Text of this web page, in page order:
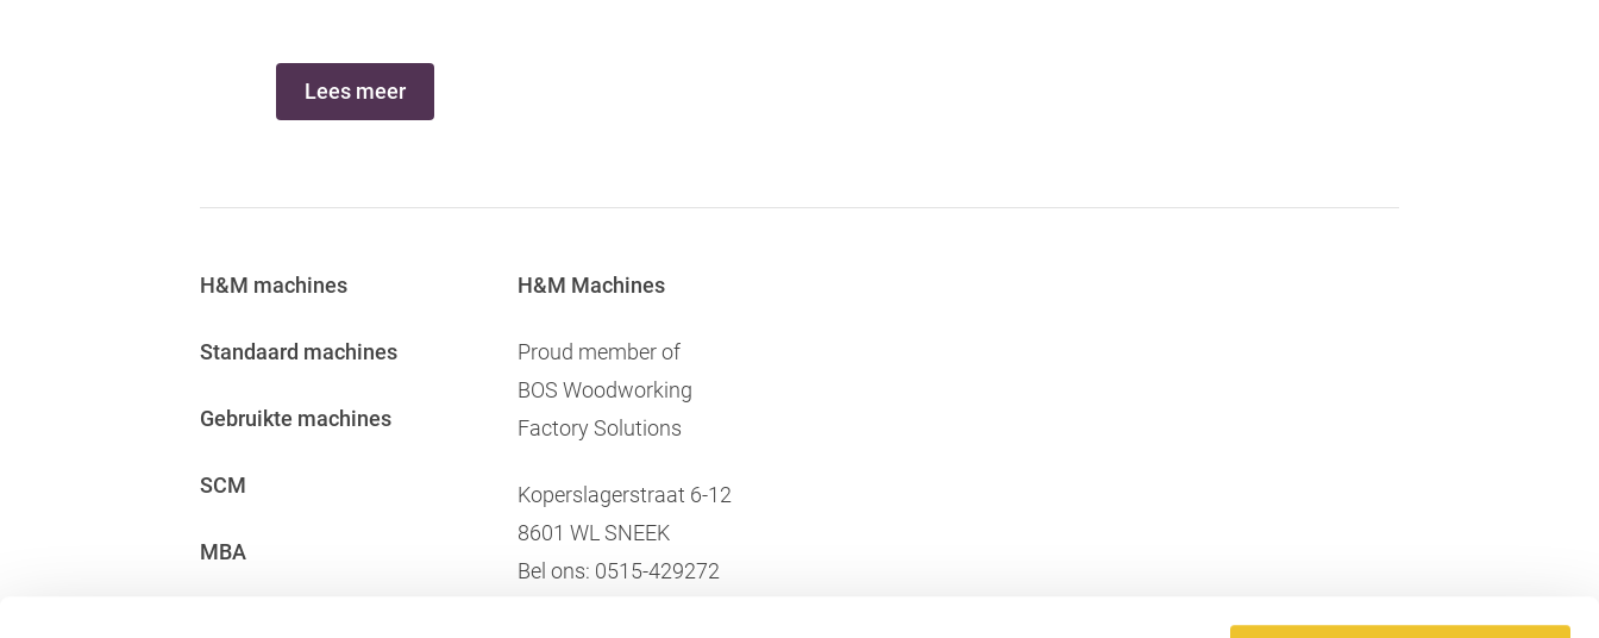
Lees meer
H&M machines
Standaard machines
Gebruikte machines
SCM
MBA
H&M Machines
Proud member of
BOS Woodworking
Factory Solutions
Koperslagerstraat 6-12
8601 WL SNEEK
Bel ons: 0515-429272